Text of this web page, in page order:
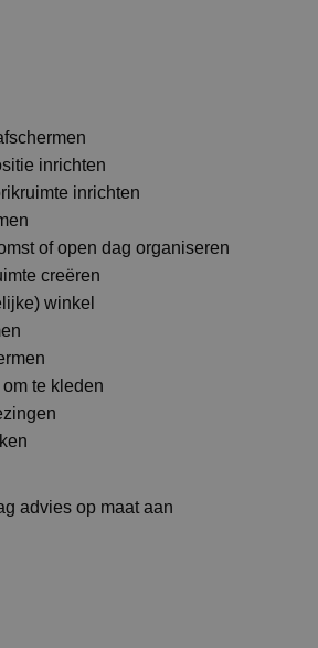
inrichten
inrichten
of open dag organiseren
creëren
winkel
te kleden
advies op maat aan